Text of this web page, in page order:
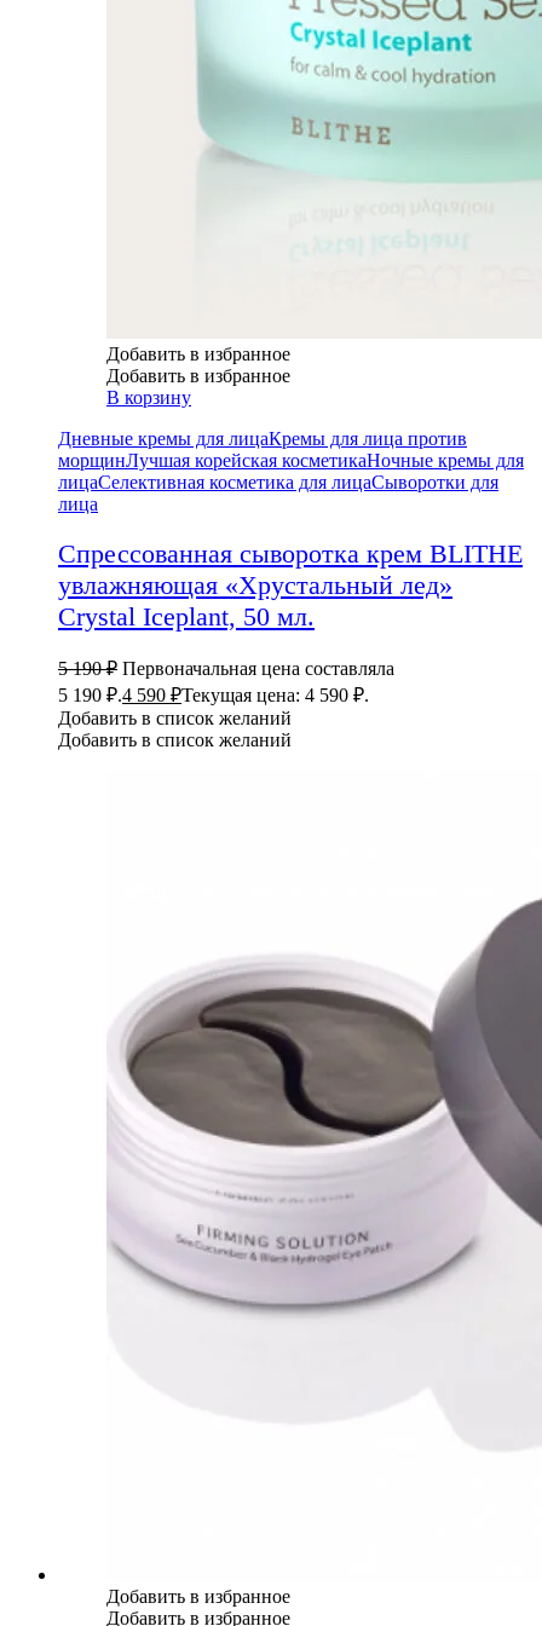
Добавить в избранное
Добавить в избранное
В корзину
Дневные кремы для лицаКремы для лица против
морщинЛучшая корейская косметикаНочные кремы для
лицаСелективная косметика для лицаСыворотки для
лица
Спрессованная сыворотка крем BLITHE
увлажняющая «Хрустальный лед»
Crystal Iceplant, 50 мл.
5 190₽ Первоначальная цена составляла
5 190 ₽.4 590 ₽Текущая цена: 4 590 ₽.
Добавить в список желаний
Добавить в список желаний
Добавить в избранное
Добавить в избранное